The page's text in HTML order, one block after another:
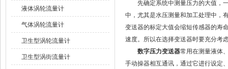
液体涡轮流量计
气体涡轮流量计
卫生型涡轮流量计
卫生型涡街流量计
先确定系统中测量压力的大值，一
中，尤其是水压测量和加工处理中，
变送器的标定大值会缩短传感器的寿
速度。所以在选择变送器时要充分考
数字压力变送器常用在测量液体
手动操器相互通讯，通过它进行设定